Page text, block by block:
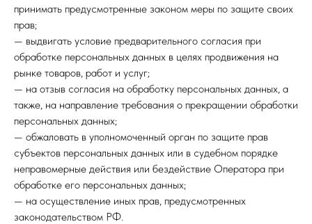
принимать предусмотренные законом меры по защите своих
прав;
— выдвигать условие предварительного согласия при
обработке персональных данных в целях продвижения на
рынке товаров, работ и услуг;
— на отзыв согласия на обработку персональных данных, а
также, на направление требования о прекращении обработки
персональных данных;
— обжаловать в уполномоченный орган по защите прав
субъектов персональных данных или в судебном порядке
неправомерные действия или бездействие Оператора при
обработке его персональных данных;
— на осуществление иных прав, предусмотренных
законодательством РФ.